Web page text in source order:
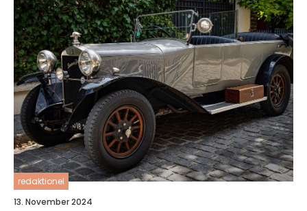
redaktionel
13. November 2024